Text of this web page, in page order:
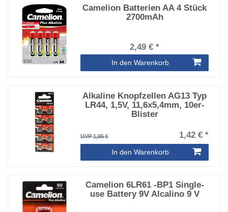
Camelion Batterien AA 4 Stück
2700mAh
2,49 € *
In den Warenkorb
Alkaline Knopfzellen AG13 Typ
LR44, 1,5V, 11,6x5,4mm, 10er-
Blister
UVP 1,95 € 1,42 € *
In den Warenkorb
Camelion 6LR61 -BP1 Single-
use Battery 9V Alcalino 9 V